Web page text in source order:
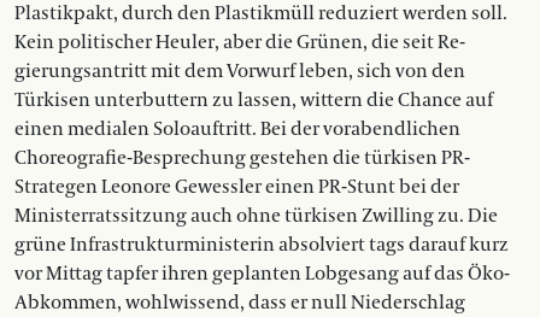
Plastikpakt, durch den Plastikmüll reduziert werden soll.
Kein politischer Heuler, aber die Grünen, die seit Re­­
gierungsantritt mit dem Vorwurf leben, sich von den
Türkisen unterbuttern zu lassen, wittern die Chance auf
einen medialen Soloauftritt. Bei der vorabendlichen
Choreografie-Besprechung gestehen die türkisen PR-
Strategen Leonore Gewessler einen PR-Stunt bei der
Ministerratssitzung auch ohne türkisen Zwilling zu. Die
grüne Infrastrukturministerin absolviert tags da­rauf kurz
vor Mittag tapfer ihren geplanten Lobgesang auf das Öko-
Abkommen, wohlwissend, dass er null Nie­­derschlag